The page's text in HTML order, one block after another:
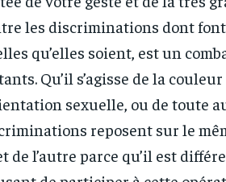
les discriminations dont
qu’elles soient, est un
Qu’il s’agisse de la
sexuelle, ou de toute
reposent sur le
de l’autre parce qu’il est